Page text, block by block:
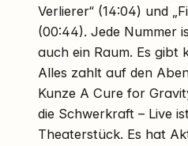
Verlierer“ (14:04) und
(00:44). Jede Nummer
auch ein Raum. Es gibt
Alles zahlt auf den
Kunze A Cure for
die Schwerkraft – Live
Theaterstück. Es hat